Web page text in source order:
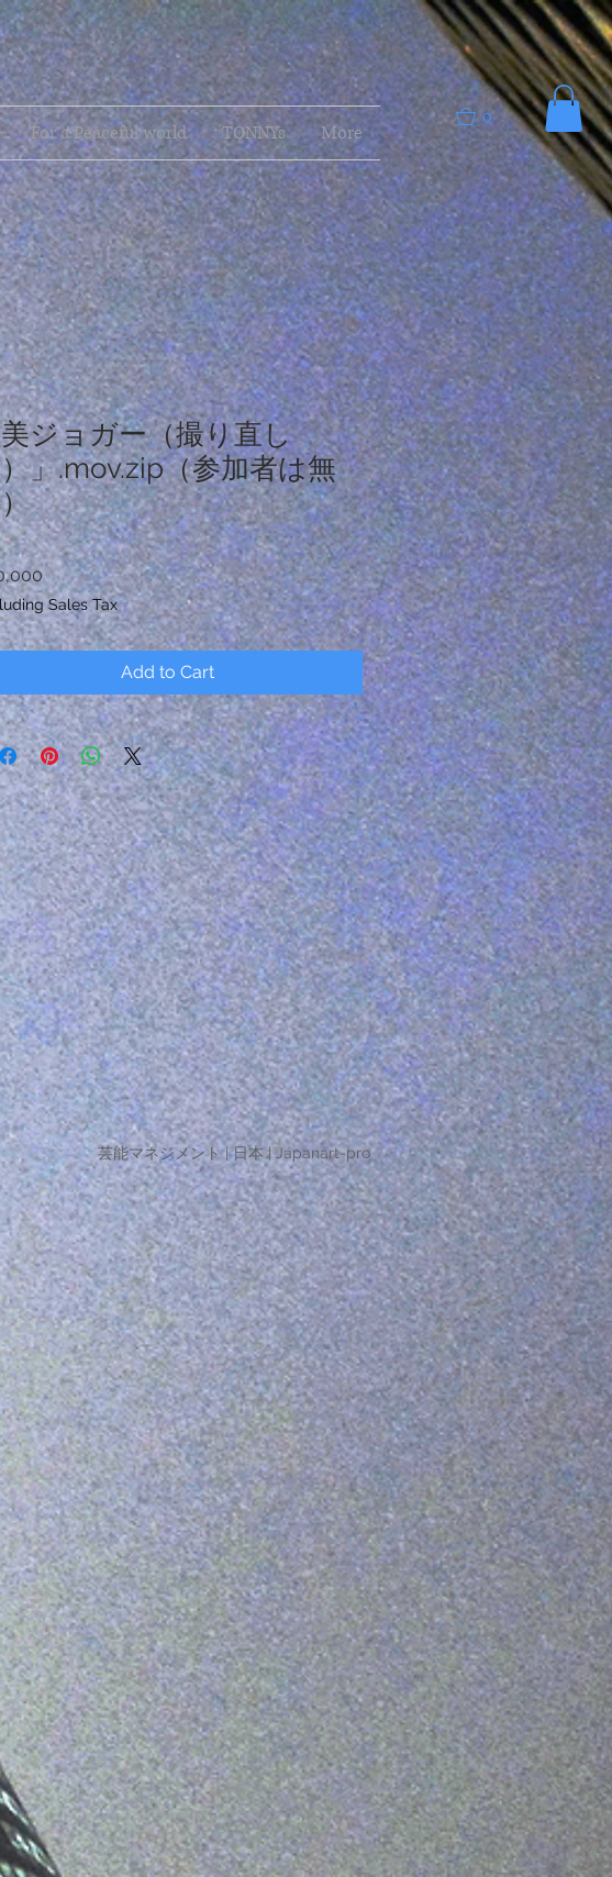
For a Peaceful world TONNYs More
0
ジョガー（撮り直し
」.mov.zip（参加者は無
Price
Sales Tax
Add to Cart
芸能マネジメント | 日本 | Japanart-pro